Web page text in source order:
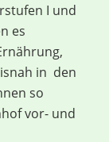
I und
es
in den
so
vor- und